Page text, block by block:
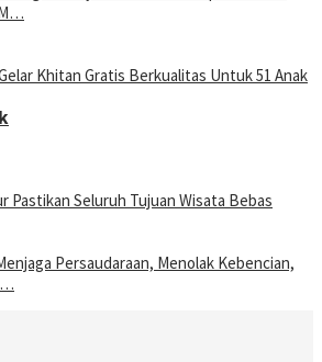
Khitan Gratis Berkualitas Untuk 51 Anak
Pastikan Seluruh Tujuan Wisata Bebas
Persaudaraan, Menolak Kebencian,
…